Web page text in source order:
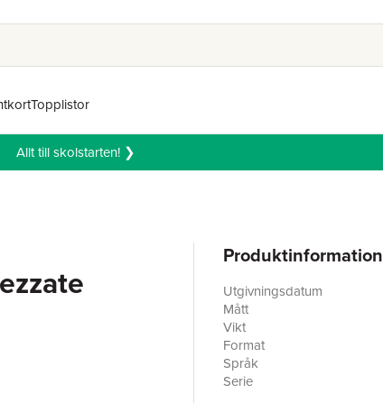
Topplistor
Allt till skolstarten! ❯
Produktinformation
Utgivningsdatum
Mått
Vikt
Format
Språk
Serie